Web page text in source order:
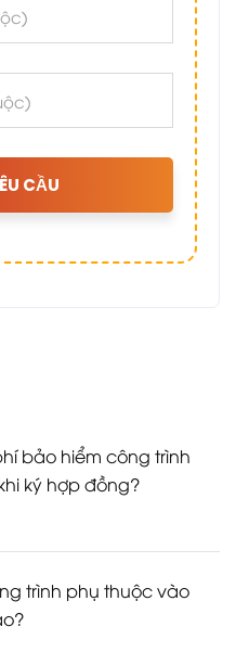
CẦU
bảo hiểm công trình
ký hợp đồng?
trình phụ thuộc vào